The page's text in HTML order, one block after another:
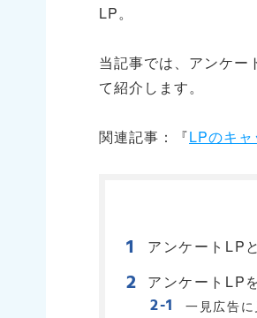
LP。
当記事では、アンケー
て紹介します。
関連記事：『LPのキ
アンケートLP
アンケートLP
一見広告